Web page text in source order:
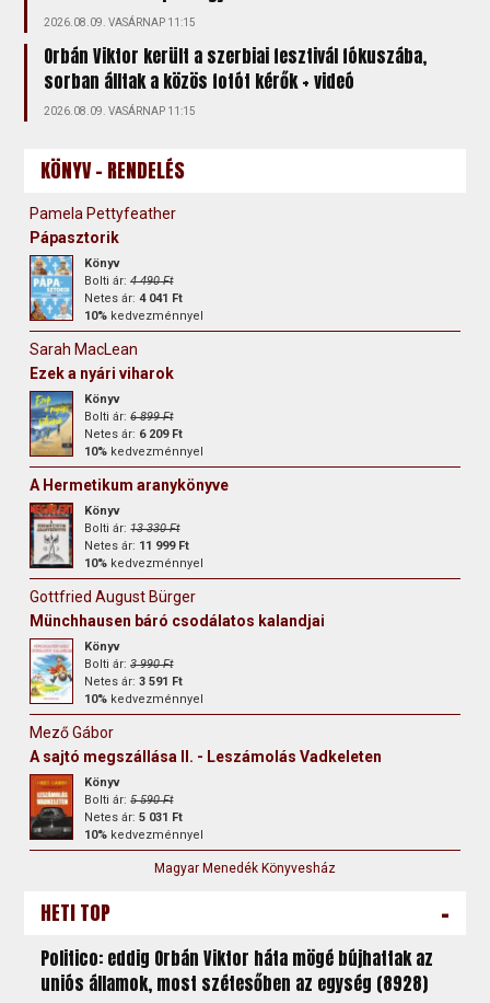
2026.08.09. VASÁRNAP 11:15
Orbán Viktor került a szerbiai fesztivál fókuszába,
sorban álltak a közös fotót kérők + videó
2026.08.09. VASÁRNAP 11:15
KÖNYV - RENDELÉS
Pamela Pettyfeather
Pápasztorik
Könyv
Bolti ár:4 490 Ft
Netes ár:4 041 Ft
10% kedvezménnyel
Sarah MacLean
Ezek a nyári viharok
Könyv
Bolti ár:6 899 Ft
Netes ár: 6 209 Ft
10% kedvezménnyel
A Hermetikum aranykönyve
Könyv
Bolti ár:13 330 Ft
Netes ár: 11 999 Ft
10% kedvezménnyel
Gottfried August Bürger
Münchhausen báró csodálatos kalandjai
Könyv
Bolti ár:3 990 Ft
Netes ár:3 591 Ft
10% kedvezménnyel
Mező Gábor
A sajtó megszállása II. - Leszámolás Vadkeleten
Könyv
Bolti ár:5 590 Ft
Netes ár:5 031 Ft
10% kedvezménnyel
Magyar Menedék Könyvesház
HETI TOP -
Politico: eddig Orbán Viktor háta mögé bújhattak az
uniós államok, most szétesőben az egység (8928)